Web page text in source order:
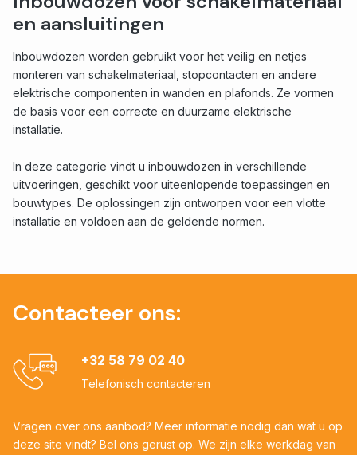
en aansluitingen
Inbouwdozen worden gebruikt voor het veilig en netjes
monteren van schakelmateriaal, stopcontacten en andere
elektrische componenten in wanden en plafonds. Ze vormen
de basis voor een correcte en duurzame elektrische
installatie.
In deze categorie vindt u inbouwdozen in verschillende
uitvoeringen, geschikt voor uiteenlopende toepassingen en
bouwtypes. De oplossingen zijn ontworpen voor een vlotte
installatie en voldoen aan de geldende normen.
Contacteer ons:
+32 58 79 02 40
Telefonisch contacteren
Vragen over ons aanbod? Meer informatie nodig dan wat u op
deze site vindt? Bel ons gerust op. We zijn elke werkdag van